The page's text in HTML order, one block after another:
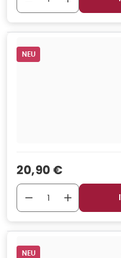
NEU
Verkaufspreis
20,90 €
NEU